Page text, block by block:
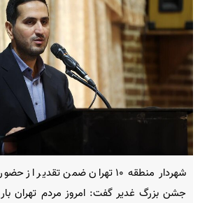
شهردار منطقه ۱۰ تهران ضمن
جشن بزرگ غدیر گفت: امروز مردم تهران